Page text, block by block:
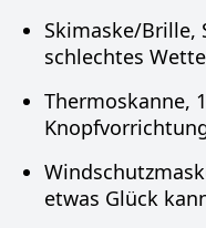
Skimaske/Brille,
schlechtes
Thermoskanne,
etwas Glück